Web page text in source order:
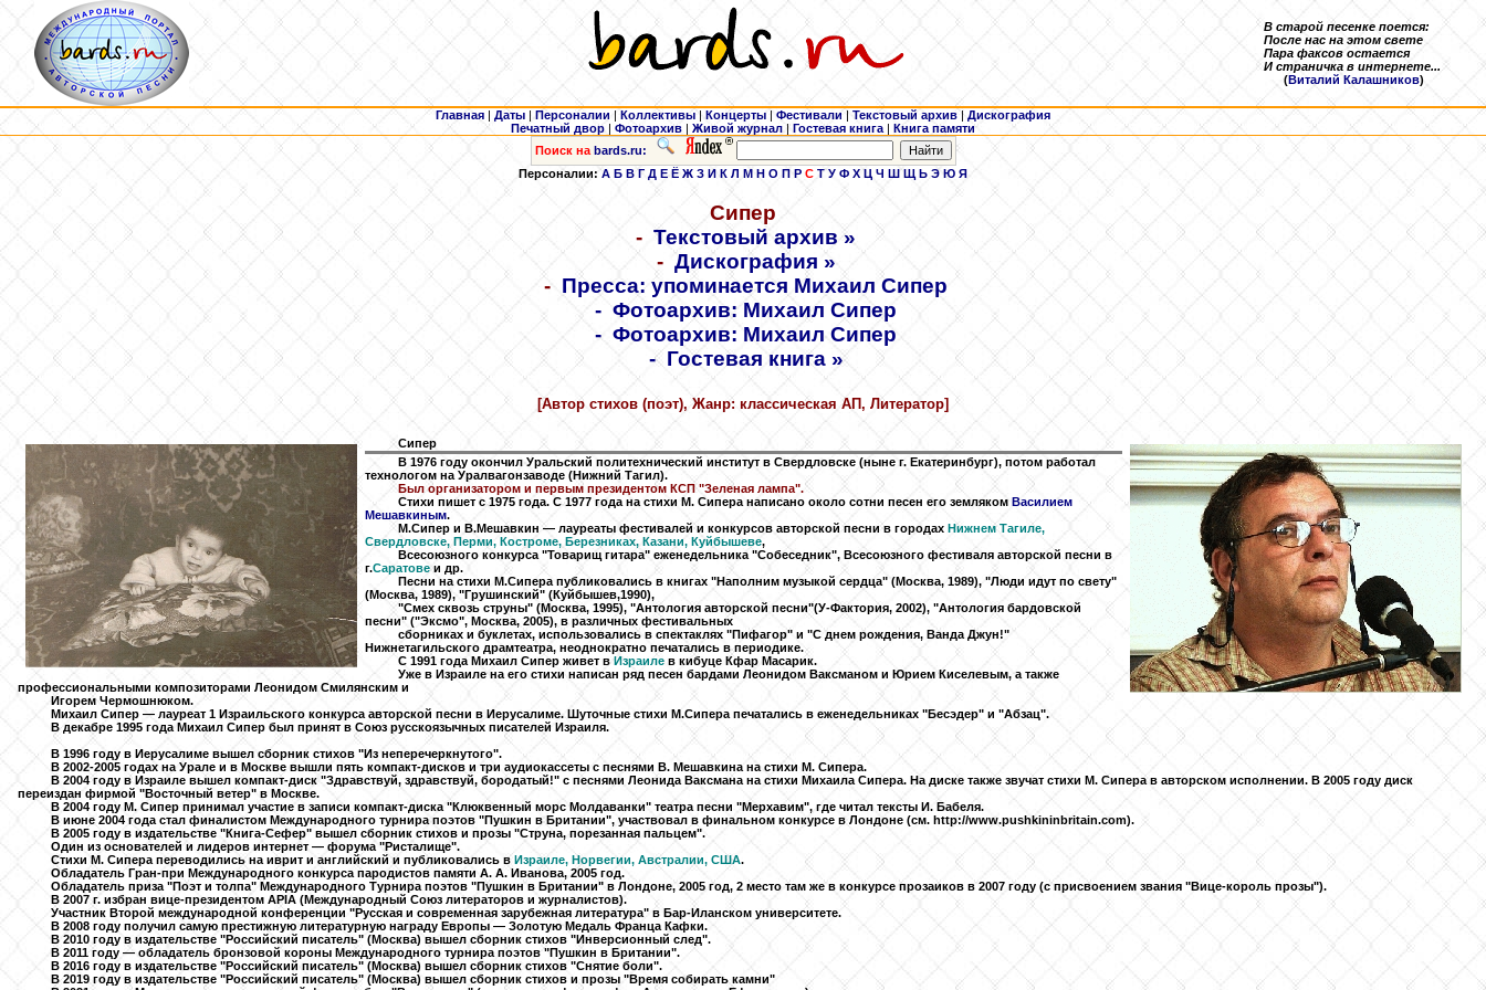
В старой песенке поется:
После нас на этом свете
Пара факсов остается
И страничка в интернете...
(Виталий Калашников)
Главная | Даты | Персоналии | Коллективы | Концерты | Фестивали | Текстовый архив | Дискография
Печатный двор | Фотоархив | Живой журнал | Гостевая книга | Книга памяти
Поиск на bards.ru:
Персоналии:А Б В Г Д Е Ё Ж З И К Л М Н О П Р С Т У Ф Х Ц Ч Ш Щ Ь Э Ю Я
Сипер
- Текстовый архив »
- Дискография »
- Пресса: упоминается Михаил Сипер
- Фотоархив: Михаил Сипер
- Фотоархив: Михаил Сипер
-Гостевая книга »
[Автор стихов (поэт), Жанр: классическая АП, Литератор]
Сипер
В 1976 году окончил Уральский политехнический институт в Свердловске (ныне г. Екатеринбург), потом работал
технологом на Уралвагонзаводе (Нижний Тагил).
Был организатором и первым президентом КСП "Зеленая лампа".
Стихи пишет с 1975 года. С 1977 года на стихи М. Сипера написано около сотни песен его земляком Василием
Мешавкиным.
М.Сипер и В.Мешавкин — лауреаты фестивалей и конкурсов авторской песни в городах Нижнем Тагиле,
Свердловске, Перми, Костроме, Березниках, Казани, Куйбышеве,
Всесоюзного конкурса "Товарищ гитара" еженедельника "Собеседник", Всесоюзного фестиваля авторской песни в
г.Саратовеи др.
Песни на стихи М.Сипера публиковались в книгах "Наполним музыкой сердца" (Москва, 1989), "Люди идут по свету"
(Москва, 1989), "Грушинский" (Куйбышев,1990),
"Смех сквозь струны" (Москва, 1995), "Антология авторской песни"(У-Фактория, 2002), "Антология бардовской
песни" ("Эксмо", Москва, 2005), в различных фестивальных
сборниках и буклетах, использовались в спектаклях "Пифагор" и "С днем рождения, Ванда Джун!"
Нижнетагильского драмтеатра, неоднократно печатались в периодике.
С 1991 года Михаил Сипер живет в Израилев кибуце Кфар Масарик.
Уже в Израиле на его стихи написан ряд песен бардами Леонидом Ваксманом и Юрием Киселевым, а также
профессиональными композиторами Леонидом Смилянским и
Игорем Чермошнюком.
Михаил Сипер — лауреат 1 Израильского конкурса авторской песни в Иерусалиме. Шуточные стихи М.Сипера печатались в еженедельниках "Бесэдер" и "Абзац".
В декабре 1995 года Михаил Сипер был принят в Союз русскоязычных писателей Израиля.
В 1996 году в Иерусалиме вышел сборник стихов "Из неперечеркнутого".
В 2002-2005 годах на Урале и в Москве вышли пять компакт-дисков и три аудиокассеты с песнями В. Мешавкина на стихи М. Сипера.
В 2004 году в Израиле вышел компакт-диск "Здравствуй, здравствуй, бородатый!" с песнями Леонида Ваксмана на стихи Михаила Сипера. На диске также звучат стихи М. Сипера в авторском исполнении. В 2005 году диск
переиздан фирмой "Восточный ветер" в Москве.
В 2004 году М. Сипер принимал участие в записи компакт-диска "Клюквенный морс Молдаванки" театра песни "Мерхавим", где читал тексты И. Бабеля.
В июне 2004 года стал финалистом Международного турнира поэтов "Пушкин в Британии", участвовал в финальном конкурсе в Лондоне (см. http://www.pushkininbritain.com).
В 2005 году в издательстве "Книга-Сефер" вышел сборник стихов и прозы "Струна, порезанная пальцем".
Один из основателей и лидеров интернет — форума "Ристалище".
Стихи М. Сипера переводились на иврит и английский и публиковались в Израиле, Норвегии, Австралии, США.
Обладатель Гран-при Международного конкурса пародистов памяти А. А. Иванова, 2005 год.
Обладатель приза "Поэт и толпа" Международного Турнира поэтов "Пушкин в Британии" в Лондоне, 2005 год, 2 место там же в конкурсе прозаиков в 2007 году (с присвоением звания "Вице-король прозы").
В 2007 г. избран вице-президентом APIA (Международный Союз литераторов и журналистов).
Участник Второй международной конференции "Русская и современная зарубежная литература" в Бар-Иланском университете.
В 2008 году получил самую престижную литературную награду Европы — Золотую Медаль Франца Кафки.
В 2010 году в издательстве "Российский писатель" (Москва) вышел сборник стихов "Инверсионный след".
В 2011 году — обладатель бронзовой короны Международного турнира поэтов "Пушкин в Британии".
В 2016 году в издательстве "Российский писатель" (Москва) вышел сборник стихов "Снятие боли".
В 2019 году в издательстве "Российский писатель" (Москва) вышел сборник стихов и прозы "Время собирать камни"